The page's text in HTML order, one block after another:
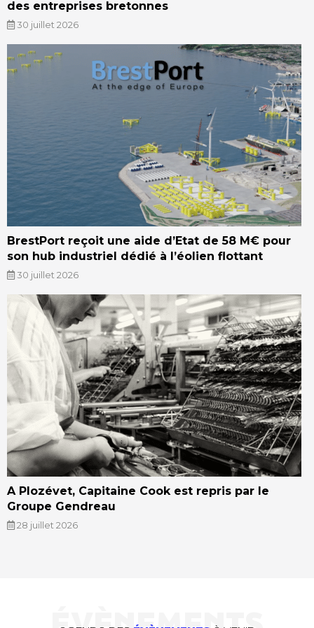
des entreprises bretonnes
30 juillet 2026
BrestPort reçoit une aide d’Etat de 58 M€ pour
son hub industriel dédié à l’éolien flottant
30 juillet 2026
A Plozévet, Capitaine Cook est repris par le
Groupe Gendreau
28 juillet 2026